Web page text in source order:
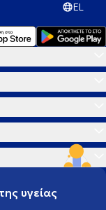
EL
υγείας